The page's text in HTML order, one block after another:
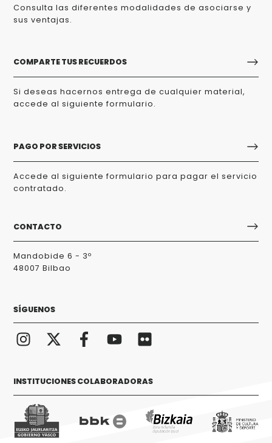
Consulta las diferentes modalidades de asociarse y
sus ventajas.
COMPARTE TUS RECUERDOS
Si deseas hacernos entrega de cualquier material,
accede al siguiente formulario.
PAGO POR SERVICIOS
Accede al siguiente formulario para pagar el servicio
contratado.
CONTACTO
Mandobide 6 - 3º
48007 Bilbao
SÍGUENOS
INSTITUCIONES COLABORADORAS